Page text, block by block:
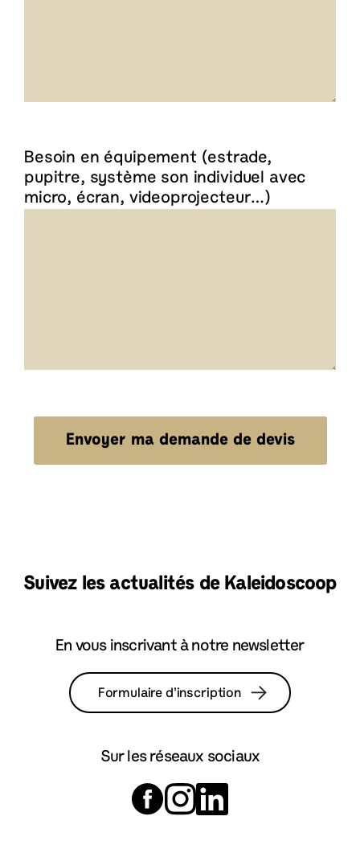
Besoin en équipement (estrade,
pupitre, système son individuel avec
micro, écran, videoprojecteur…)
Suivez les actualités de Kaleidoscoop
En vous inscrivant à notre newsletter
Formulaire d’inscription
Sur les réseaux sociaux